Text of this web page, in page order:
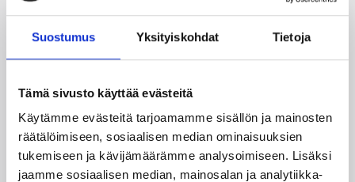
Suostumus Yksityiskohdat Tietoja
Tämä sivusto käyttää evästeitä
Käytämme evästeitä tarjoamamme sisällön ja mainosten
räätälöimiseen, sosiaalisen median ominaisuuksien
tukemiseen ja kävijämäärämme analysoimiseen. Lisäksi
jaamme sosiaalisen median, mainosalan ja analytiikka-
Kategoriat
Nuorten EM-kilpailut